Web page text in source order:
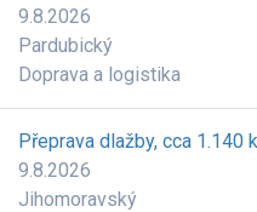
9.8.2026
Pardubický
Doprava a logistika
Přeprava dlažby, cca 1.140
9.8.2026
Jihomoravský